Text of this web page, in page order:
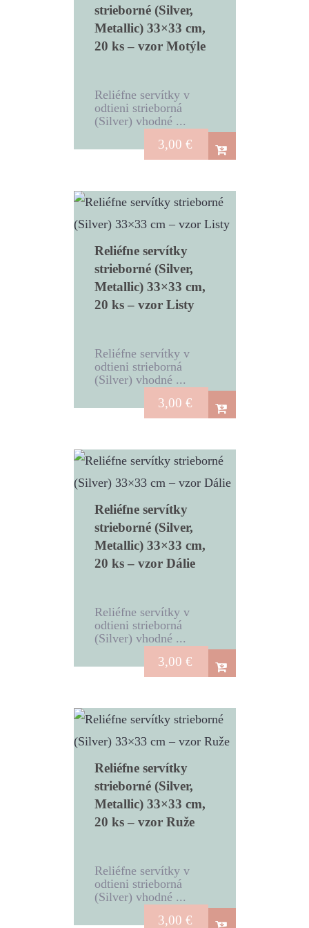
strieborné (Silver,
Metallic) 33×33 cm,
20 ks – vzor Motýle
Reliéfne servítky v
odtieni strieborná
(Silver) vhodné ...
3,00 €
Reliéfne servítky
strieborné (Silver,
Metallic) 33×33 cm,
20 ks – vzor Listy
Reliéfne servítky v
odtieni strieborná
(Silver) vhodné ...
3,00 €
Reliéfne servítky
strieborné (Silver,
Metallic) 33×33 cm,
20 ks – vzor Dálie
Reliéfne servítky v
odtieni strieborná
(Silver) vhodné ...
3,00 €
Reliéfne servítky
strieborné (Silver,
Metallic) 33×33 cm,
20 ks – vzor Ruže
Reliéfne servítky v
odtieni strieborná
(Silver) vhodné ...
3,00 €